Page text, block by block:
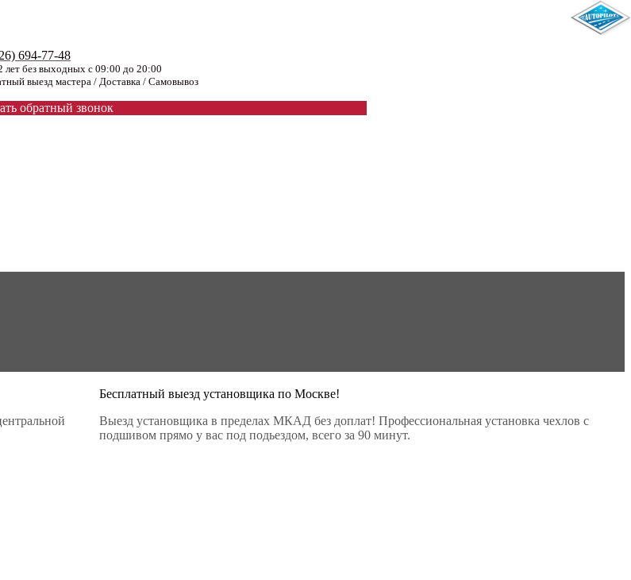
694-77-48
лет без выходных с 09:00 до 20:00
выезд мастера / Доставка / Самовывоз
обратный звонок
Бесплатный выезд установщика по Москве!
Выезд установщика в пределах МКАД без доплат! Профессиональная установка чехлов с
подшивом прямо у вас под подьездом, всего за 90 минут.